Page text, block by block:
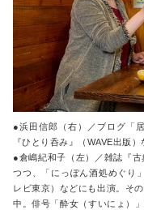
●浜田信郎（右）／ブログ「
『ひとり呑み』（WAVE出版
●倉嶋紀和子（左）／雑誌『
つつ、「にっぽん酒処めぐり
レビ東京）などにも出演。そ
中。俳号「酔女（すいにょ）